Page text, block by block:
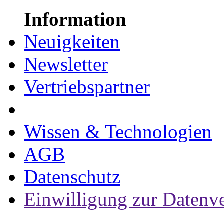
Information
Neuigkeiten
Newsletter
Vertriebspartner
Wissen & Technologien
AGB
Datenschutz
Einwilligung zur